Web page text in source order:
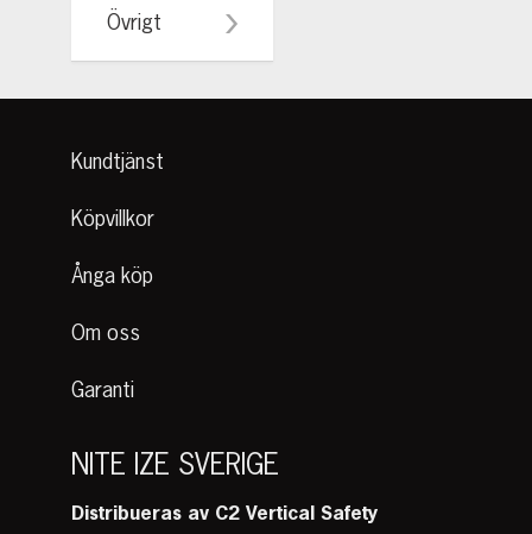
Övrigt
Kundtjänst
Köpvillkor
Ånga köp
Om oss
Garanti
NITE IZE SVERIGE
Distribueras av C2 Vertical Safety